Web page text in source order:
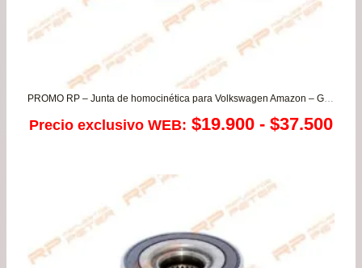
PROMO RP – Junta de homocinética para Volkswagen Amazon – Gol – Parati – Passat – Santana – Saveiro (CAJA)
Precio exclusivo WEB: $19.900 - $37.500